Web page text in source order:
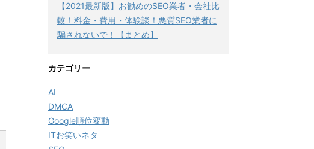
【2021最新版】お勧めのSEO業者・会社比
較！料金・費用・体験談！悪質SEO業者に
騙されないで！【まとめ】
カテゴリー
AI
DMCA
Google順位変動
ITお笑いネタ